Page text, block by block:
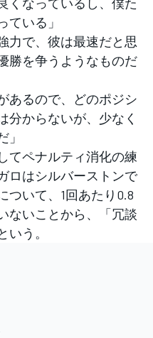
ている」
力で、彼は最速だと思
勝を争うようなものだ
あるので、どのポジシ
分からないが、少なく
」
てペナルティ消化の練
ロはシルバーストンで
ついて、1回あたり0.8
ないことから、「冗談
う。